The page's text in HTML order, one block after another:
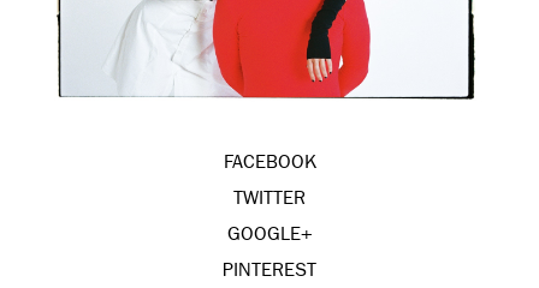
FACEBOOK
TWITTER
GOOGLE+
PINTEREST